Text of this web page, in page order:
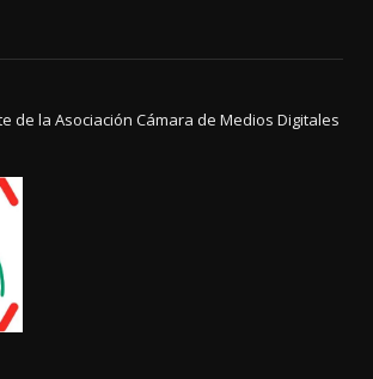
de la Asociación Cámara de Medios Digitales